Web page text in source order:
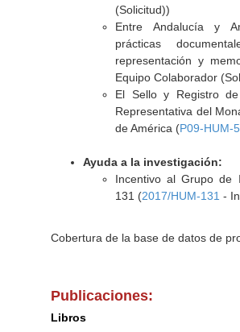
(Solicitud))
Entre Andalucía y
prácticas
representación y
Equipo Colaborador
El Sello y Registro
Representativa del
de América (P09-HUM-
Ayuda a la investigación:
Incentivo al Grupo de
131 (2017/HUM-131 -
Cobertura de la base de datos de
Publicaciones:
Libros